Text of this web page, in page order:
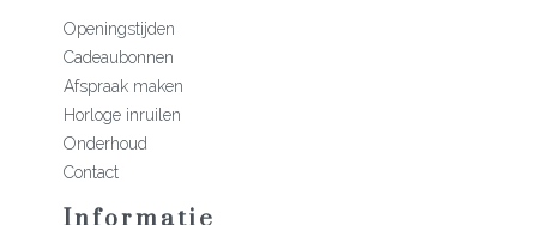
Openingstijden
Cadeaubonnen
Afspraak maken
Horloge inruilen
Onderhoud
Contact